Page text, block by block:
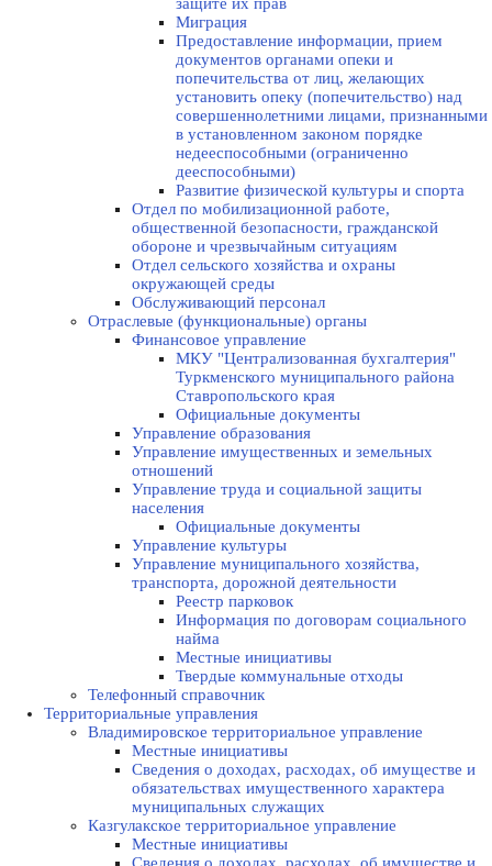
Миграция
Предоставление информации, прием
документов органами опеки и
попечительства от лиц, желающих
установить опеку (попечительство) над
совершеннолетними лицами, признанными
в установленном законом порядке
недееспособными (ограниченно
дееспособными)
Развитие физической культуры и спорта
Отдел по мобилизационной работе,
общественной безопасности, гражданской
оборонe и чрезвычайным ситуациям
Отдел сельского хозяйства и охраны
окружающей среды
Обслуживающий персонал
Отраслевые (функциональные) органы
Финансовое управление
МКУ "Централизованная бухгалтерия"
Туркменского муниципального района
Ставропольского края
Официальные документы
Управление образования
Управление имущественных и земельных
отношений
Управление труда и социальной защиты
населения
Официальные документы
Управление культуры
Управление муниципального хозяйства,
транспорта, дорожной деятельности
Реестр парковок
Информация по договорам социального
найма
Местные инициативы
Твердые коммунальные отходы
Телефонный справочник
Территориальные управления
Владимировское территориальное управление
Местные инициативы
Сведения о доходах, расходах, об имуществе и
обязательствах имущественного характера
муниципальных служащих
Казгулакское территориальное управление
Местные инициативы